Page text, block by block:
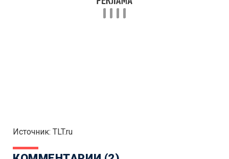
Источник: TLT.ru